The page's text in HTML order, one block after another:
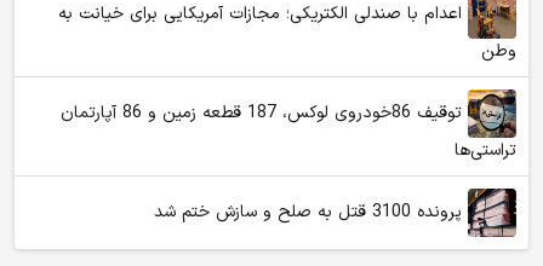
اعدام با صندلی الکتریکی؛ مجازات آمریکایی برای خیانت به
وطن
توقیف 86خودروی لوکس، 187 قطعه زمین و 86 آپارتمان
تراستی‌ها
پرونده 3100 قتل به صلح و سازش ختم شد